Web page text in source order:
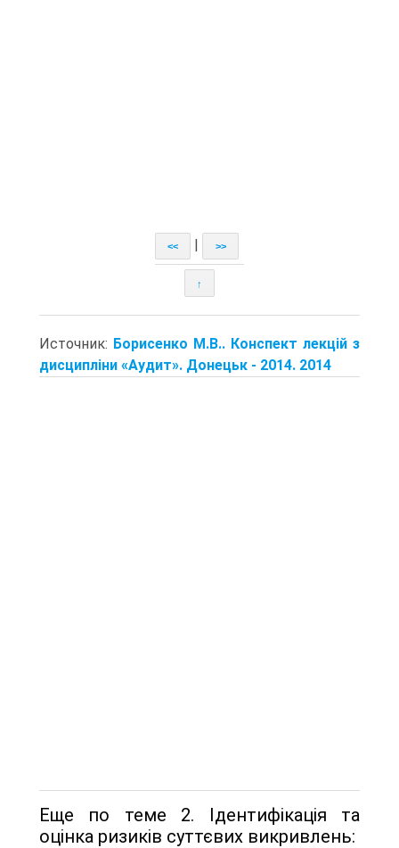
<< >>
↑
Источник: Борисенко М.В.. Конспект лекцій з
дисципліни «Аудит». Донецьк - 2014. 2014
Еще по теме 2. Ідентифікація та
оцінка ризиків суттєвих викривлень: